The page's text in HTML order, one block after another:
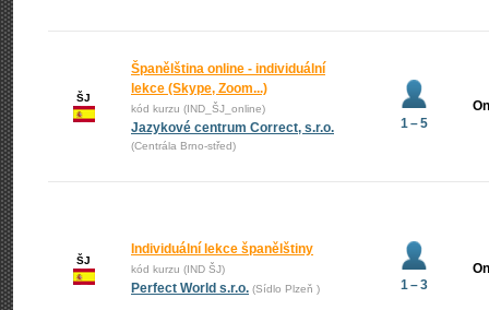
ŠJ
Španělština online - individuální
lekce (Skype, Zoom...)
kód kurzu (IND_ŠJ_online)
Jazykové centrum Correct, s.r.o.
(Centrála Brno-střed)
1 – 5
ŠJ
Individuální lekce španělštiny
kód kurzu (IND ŠJ)
Perfect World s.r.o. (Sídlo Plzeň ) 1 – 3